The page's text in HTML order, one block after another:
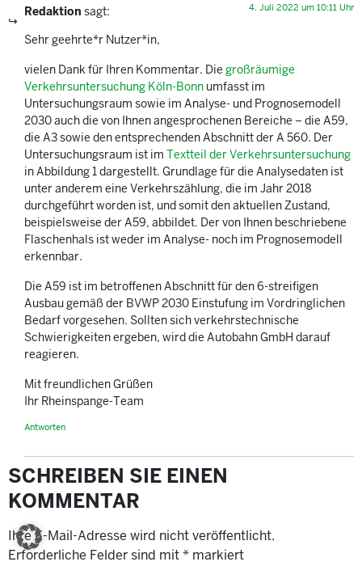
Redaktion sagt: 4. Juli 2022 um 10:11 Uhr
Sehr geehrte*r Nutzer*in,
vielen Dank für Ihren Kommentar. Die großräumige
Verkehrsuntersuchung Köln-Bonn umfasst im
Untersuchungsraum sowie im Analyse- und Prognosemodell
2030 auch die von Ihnen angesprochenen Bereiche – die A59,
die A3 sowie den entsprechenden Abschnitt der A 560. Der
Untersuchungsraum ist im Textteil der Verkehrsuntersuchung
in Abbildung 1 dargestellt. Grundlage für die Analysedaten ist
unter anderem eine Verkehrszählung, die im Jahr 2018
durchgeführt worden ist, und somit den aktuellen Zustand,
beispielsweise der A59, abbildet. Der von Ihnen beschriebene
Flaschenhals ist weder im Analyse- noch im Prognosemodell
erkennbar.
Die A59 ist im betroffenen Abschnitt für den 6-streifigen
Ausbau gemäß der BVWP 2030 Einstufung im Vordringlichen
Bedarf vorgesehen. Sollten sich verkehrstechnische
Schwierigkeiten ergeben, wird die Autobahn GmbH darauf
reagieren.
Mit freundlichen Grüßen
Ihr Rheinspange-Team
Antworten
SCHREIBEN SIE EINEN
KOMMENTAR
Ihre E-Mail-Adresse wird nicht veröffentlicht.
Erforderliche Felder sind mit* markiert